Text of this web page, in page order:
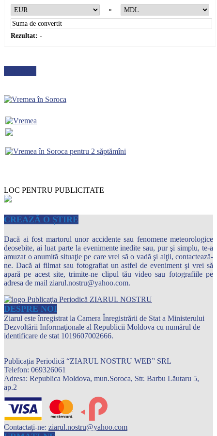
»
Rezultat: -
LOC PENTRU PUBLICITATE
CREAZĂ O ȘTIRE
Dacă ai fost martorul unor accidente sau fenomene meteorologice
deosebite, ai luat parte la evenimente inedite sau, pur şi simplu, te-a
amuzat o anumită situaţie pe care vrei să o vadă şi alţii, contactează-
ne. Dacă ai filmat sau fotografiat un astfel de eveniment şi vrei să
apară pe acest site, trimite-ne clipul tău video sau fotografiile pe
adresa de mail ziarul.nostru@yahoo.com.
DESPRE NOI
Ziarul este înregistrat la Camera Înregistrării de Stat a Ministerului
Dezvoltării Informaţionale al Republicii Moldova cu numărul de
identificare de stat 1019607002666.
Publicația Periodică “ZIARUL NOSTRU WEB” SRL
Telefon: 069326061
Adresa: Republica Moldova, mun.Soroca, Str. Barbu Lăutaru 5,
ap.2
Contactați-ne: ziarul.nostru@yahoo.com